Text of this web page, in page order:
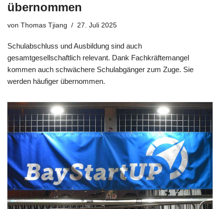
übernommen
von Thomas Tjiang 27. Juli 2025
Schulabschluss und Ausbildung sind auch
gesamtgesellschaftlich relevant. Dank Fachkräftemangel
kommen auch schwächere Schulabgänger zum Zuge. Sie
werden häufiger übernommen.